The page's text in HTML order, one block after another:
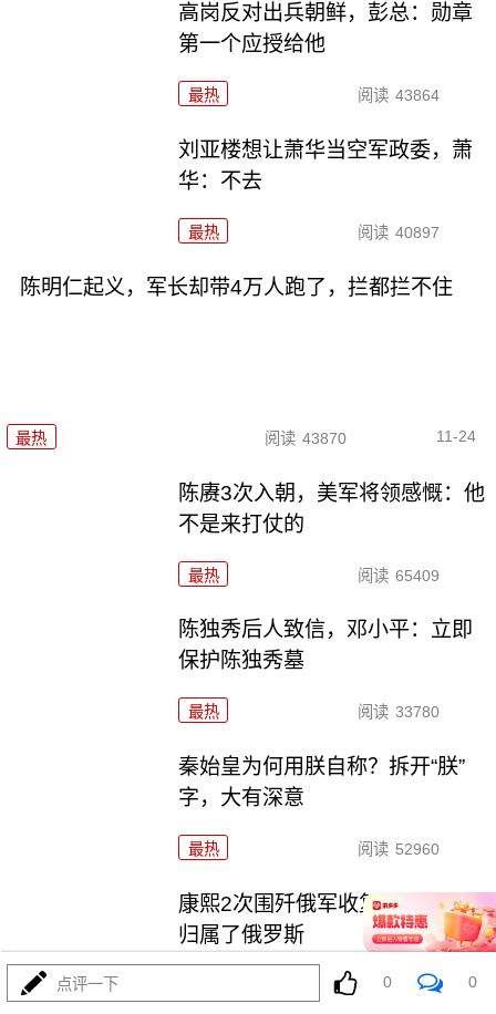
高岗反对出兵朝鲜，彭总：勋章
第一个应授给他
最热 阅读 43864
刘亚楼想让萧华当空军政委，萧
华：不去
最热 阅读 40897
陈明仁起义，军长却带4万人跑了，拦都拦不住
最热 阅读 43870 11-24
陈赓3次入朝，美军将领感慨：他
不是来打仗的
最热 阅读 65409
陈独秀后人致信，邓小平：立即
保护陈独秀墓
最热 阅读 33780
秦始皇为何用朕自称？拆开“朕”
字，大有深意
最热 阅读 52960
康熙2次围歼俄军收复雅克萨城，
归属了俄罗斯
阅读 46321
点评一下 0 0